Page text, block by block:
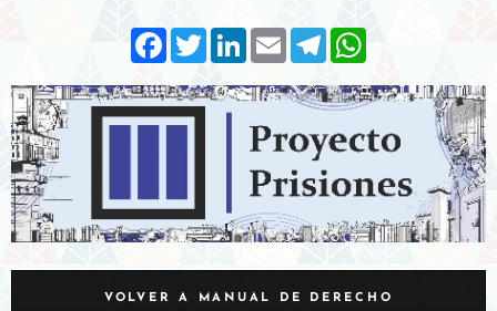
F
e
b
o
T
w
i
t
t
L
k
e
d
E
m
i
l
T
e
g
a
m
t
s
p
p
VOLVER A MANUAL DE DERECHO